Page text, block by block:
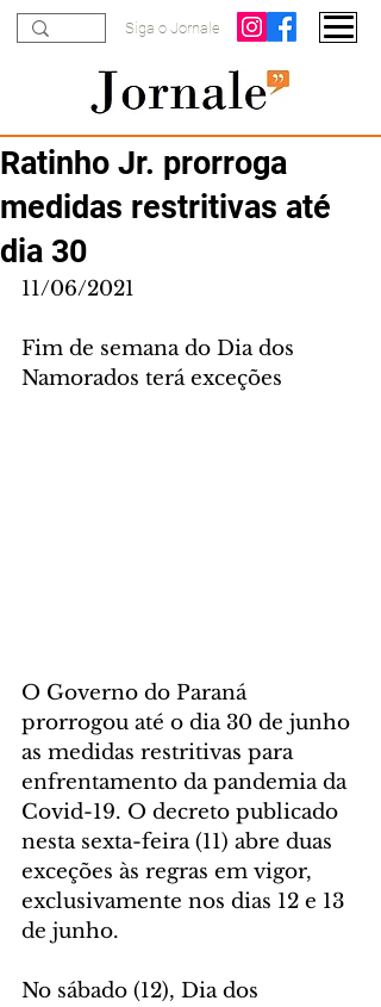
Siga o Jornale
Ratinho Jr. prorroga
medidas restritivas até
dia 30
11/06/2021
Fim de semana do Dia dos
Namorados terá exceções
O Governo do Paraná
prorrogou até o dia 30 de junho
as medidas restritivas para
enfrentamento da pandemia da
Covid-19. O decreto publicado
nesta sexta-feira (11) abre duas
exceções às regras em vigor,
exclusivamente nos dias 12 e 13
de junho.
No sábado (12), Dia dos